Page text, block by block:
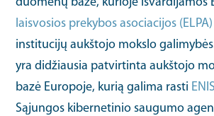
laisvosios prekybos asociacijos (ELPA)
institucijų aukštojo mokslo galimybės.
yra didžiausia patvirtinta aukštojo
bazė Europoje, kurią galima rasti
Sąjungos kibernetinio saugumo